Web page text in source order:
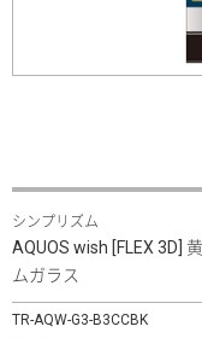
シンプリズム
AQUOS wish [FLEX 3D]
ムガラス
TR-AQW-G3-B3CCBK